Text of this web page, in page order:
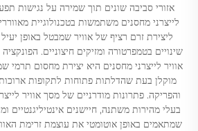
אזורי סביבה שונים תוך שמירה על נגישות
לייצרני מחסנים משתמשות בטכנולוגיית
ליצירת זרם רציף של אוויר שמבטל באופן
שינויים בטמפרטורה ומזיקים חיצוניים.
אוויר לייצרני מחסנים היא יצירת מחסום תרמי
מוקלן בעת שהדלתות פתוחות לתקופות
והפריקה. פתרונות מודרניים של מסך אוויר
בעלי מהירות משתנה, חיישנים אינטיליגנטיים
שמתאמים באופן אוטומטי את עוצמת זרימת